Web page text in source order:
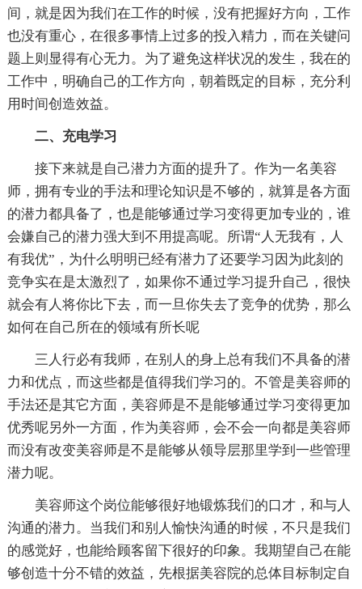
间，就是因为我们在工作的时候，没有把握好方向，工作
也没有重心，在很多事情上过多的投入精力，而在关键问
题上则显得有心无力。为了避免这样状况的发生，我在的
工作中，明确自己的工作方向，朝着既定的目标，充分利
用时间创造效益。
二、充电学习
接下来就是自己潜力方面的提升了。作为一名美容
师，拥有专业的手法和理论知识是不够的，就算是各方面
的潜力都具备了，也是能够通过学习变得更加专业的，谁
会嫌自己的潜力强大到不用提高呢。所谓“人无我有，人
有我优”，为什么明明已经有潜力了还要学习因为此刻的
竞争实在是太激烈了，如果你不通过学习提升自己，很快
就会有人将你比下去，而一旦你失去了竞争的优势，那么
如何在自己所在的领域有所长呢
三人行必有我师，在别人的身上总有我们不具备的潜
力和优点，而这些都是值得我们学习的。不管是美容师的
手法还是其它方面，美容师是不是能够通过学习变得更加
优秀呢另外一方面，作为美容师，会不会一向都是美容师
而没有改变美容师是不是能够从领导层那里学到一些管理
潜力呢。
美容师这个岗位能够很好地锻炼我们的口才，和与人
沟通的潜力。当我们和别人愉快沟通的时候，不只是我们
的感觉好，也能给顾客留下很好的印象。我期望自己在能
够创造十分不错的效益，先根据美容院的总体目标制定自